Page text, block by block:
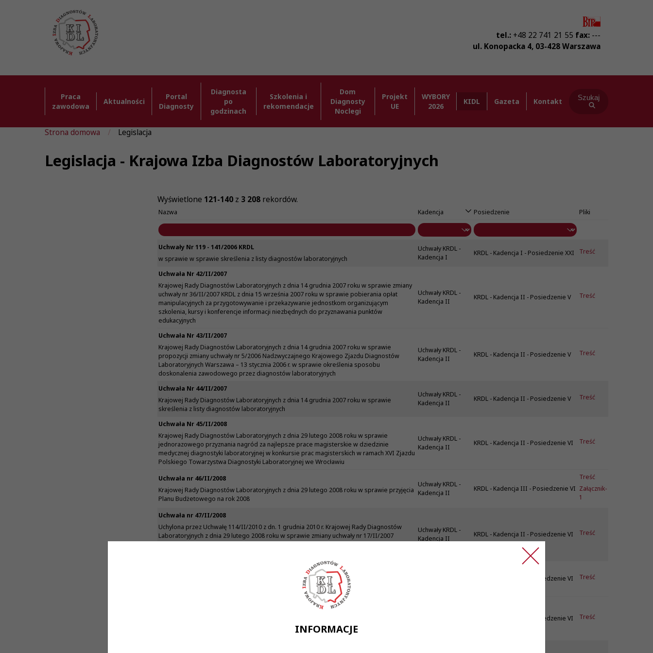
tel.: +48 22 741 21 55 fax: ---
ul. Konopacka 4, 03-428Warszawa
Praca
zawodowa
Aktualności
Portal
Diagnosty
Diagnosta
po
godzinach
Szkolenia i
rekomendacje
Dom
Diagnosty
Noclegi
Projekt
UE
WYBORY
2026
KIDL Gazeta Kontakt Szukaj
INFORMACJE
Strona domowa Legislacja
Legislacja - Krajowa Izba Diagnostów Laboratoryjnych
Wyświetlone 121-140z 3 208rekordów.
Nazwa Kadencja Posiedzenie Pliki
Uchwały Nr 119 - 141/2006 KRDL
w sprawie w sprawie skreślenia z listy diagnostów laboratoryjnych
Uchwały KRDL -
Kadencja I
KRDL - Kadencja I - Posiedzenie XXI Treść
Uchwała Nr 42/II/2007
Krajowej Rady Diagnostów Laboratoryjnych z dnia 14 grudnia 2007 roku w sprawie zmiany
uchwały nr 36/II/2007 KRDL z dnia 15 września 2007 roku w sprawie pobierania opłat
manipulacyjnych za przygotowywanie i przekazywanie jednostkom organizującym
szkolenia, kursy i konferencje informacji niezbędnych do przyznawania punktów
edukacyjnych
Uchwały KRDL -
Kadencja II
KRDL - Kadencja II - Posiedzenie V Treść
Uchwała Nr 43/II/2007
Krajowej Rady Diagnostów Laboratoryjnych z dnia 14 grudnia 2007 roku w sprawie
propozycji zmiany uchwały nr 5/2006 Nadzwyczajnego Krajowego Zjazdu Diagnostów
Laboratoryjnych Warszawa – 13 stycznia 2006 r. w sprawie określenia sposobu
doskonalenia zawodowego przez diagnostów laboratoryjnych
Uchwały KRDL -
Kadencja II
KRDL - Kadencja II - Posiedzenie V Treść
Uchwała Nr 44/II/2007
Krajowej Rady Diagnostów Laboratoryjnych z dnia 14 grudnia 2007 roku w sprawie
skreślenia z listy diagnostów laboratoryjnych
Uchwały KRDL -
Kadencja II
KRDL - Kadencja II - Posiedzenie V Treść
Uchwała Nr 45/II/2008
Krajowej Rady Diagnostów Laboratoryjnych z dnia 29 lutego 2008 roku w sprawie
jednorazowego przyznania nagród za najlepsze prace magisterskie w dziedzinie
medycznej diagnostyki laboratoryjnej w konkursie prac magisterskich w ramach XVI Zjazdu
Polskiego Towarzystwa Diagnostyki Laboratoryjnej we Wrocławiu
Uchwały KRDL -
Kadencja II
KRDL - Kadencja II - Posiedzenie VI Treść
Uchwała nr 46/II/2008
Krajowej Rady Diagnostów Laboratoryjnych z dnia 29 lutego 2008 roku w sprawie przyjęcia
Planu Budżetowego na rok 2008
Uchwały KRDL -
Kadencja II
KRDL - Kadencja III - Posiedzenie VI
Treść
Załącznik-
1
Uchwała nr 47/II/2008
Uchylona przez Uchwałę 114/II/2010 z dn. 1 grudnia 2010 r. Krajowej Rady Diagnostów
Laboratoryjnych z dnia 29 lutego 2008 roku w sprawie zmiany uchwały nr 17/II/2007
Uchwały KRDL -
Kadencja II
KRDL - Kadencja II - Posiedzenie VI Treść
Krajowej Rady Diagnostów Laboratoryjnych z dnia 29 lutego 2008 roku w sprawie
KRDL - Kadencja II - Posiedzenie VI Treść
Laboratoryjnych z dnia 29 lutego 2008 roku w sprawie powołania Przedstawiciela Krajowej
Rady Diagnostów Laboratoryjnych na województwo podkarpackie
KRDL - Kadencja II - Posiedzenie VI Treść